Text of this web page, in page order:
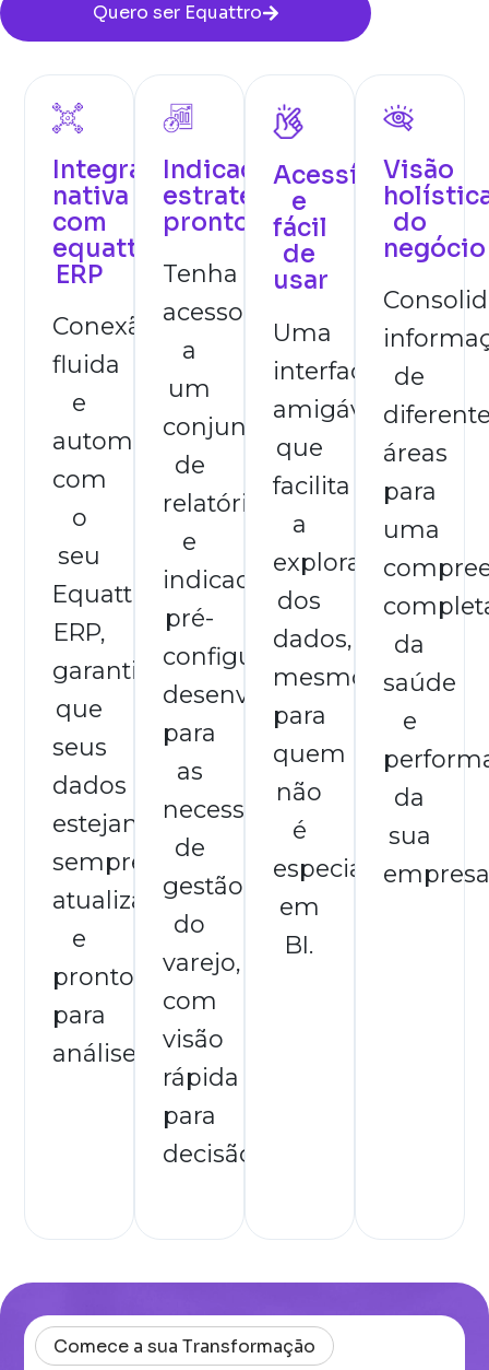
Quero ser Equattro
Integração
nativa
com
equattro
ERP
Conexão
fluida
e
automática
com
o
seu
Equattro
ERP,
garantindo
que
seus
dados
estejam
sempre
atualizados
e
prontos
para
análise.
Indicadores
estratégicos
prontos
Tenha
acesso
a
um
conjunto
de
relatórios
e
indicadores
pré-
configurados,
desenvolvidos
para
as
necessidades
de
gestão
do
varejo,
com
visão
rápida
para
decisão.
Acessível
e
fácil
de
usar
Uma
interface
amigável
que
facilita
a
exploração
dos
dados,
mesmo
para
quem
não
é
especialista
em
BI.
Visão
do
negócio
de
áreas
para
uma
da
saúde
e
da
sua
Comece a sua Transformação